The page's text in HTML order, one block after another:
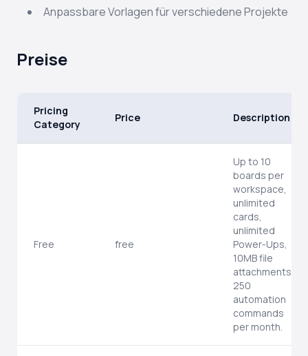
Anpassbare Vorlagen für verschiedene Projekte
Preise
Pricing
Category
Price Description
Free free
Up to 10
boards per
workspace,
unlimited
cards,
unlimited
Power-Ups,
10MB file
attachments,
250
automation
commands
per month.